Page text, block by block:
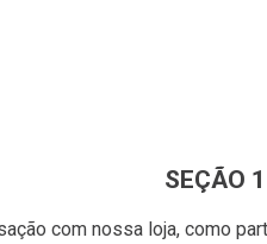
SEÇÃO
com nossa loja, como